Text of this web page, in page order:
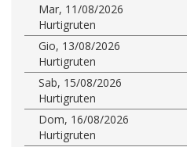
Mar, 11/08/2026
Hurtigruten
Gio, 13/08/2026
Hurtigruten
Sab, 15/08/2026
Hurtigruten
Dom, 16/08/2026
Hurtigruten